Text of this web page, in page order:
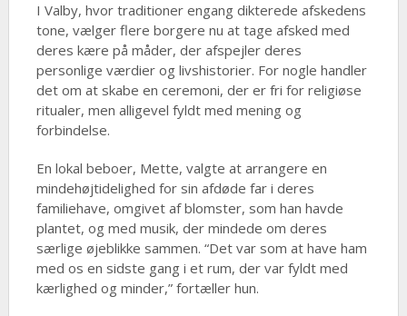
I Valby, hvor traditioner engang dikterede afskedens
tone, vælger flere borgere nu at tage afsked med
deres kære på måder, der afspejler deres
personlige værdier og livshistorier. For nogle handler
det om at skabe en ceremoni, der er fri for religiøse
ritualer, men alligevel fyldt med mening og
forbindelse.
En lokal beboer, Mette, valgte at arrangere en
mindehøjtidelighed for sin afdøde far i deres
familiehave, omgivet af blomster, som han havde
plantet, og med musik, der mindede om deres
særlige øjeblikke sammen. “Det var som at have ham
med os en sidste gang i et rum, der var fyldt med
kærlighed og minder,” fortæller hun.